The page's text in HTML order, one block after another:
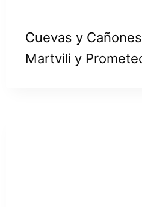
Cuevas y
Martvili y